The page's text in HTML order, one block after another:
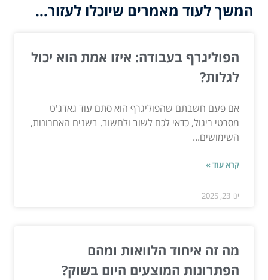
המשך לעוד מאמרים שיוכלו לעזור...
הפוליגרף בעבודה: איזו אמת הוא יכול
לגלות?
אם פעם חשבתם שהפוליגרף הוא סתם עוד גאדג'ט
מסרטי ריגול, כדאי לכם לשוב ולחשוב. בשנים האחרונות,
השימושים...
קרא עוד »
ינו 23, 2025
מה זה איחוד הלוואות ומהם
הפתרונות המוצעים היום בשוק?